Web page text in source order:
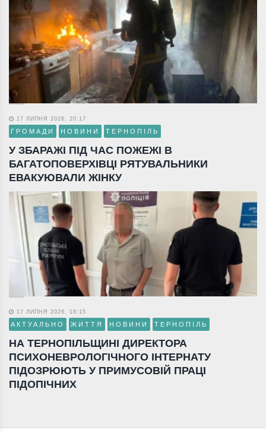
17 ЛИПНЯ 2026, 20:17
ГРОМАДИ НОВИНИ ТЕРНОПІЛЬ
У ЗБАРАЖІ ПІД ЧАС ПОЖЕЖІ В
БАГАТОПОВЕРХІВЦІ РЯТУВАЛЬНИКИ
ЕВАКУЮВАЛИ ЖІНКУ
17 ЛИПНЯ 2026, 18:15
АКТУАЛЬНО ЖИТТЯ НОВИНИ ТЕРНОПІЛЬ
НА ТЕРНОПІЛЬЩИНІ ДИРЕКТОРА
ПСИХОНЕВРОЛОГІЧНОГО ІНТЕРНАТУ
ПІДОЗРЮЮТЬ У ПРИМУСОВІЙ ПРАЦІ
ПІДОПІЧНИХ